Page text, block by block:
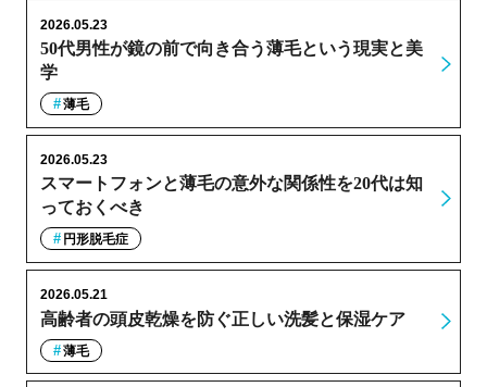
50代男性が鏡の前で向き合う薄毛という現実と美
学
2026.05.23
薄毛
スマートフォンと薄毛の意外な関係性を20代は知
っておくべき
2026.05.23
円形脱毛症
高齢者の頭皮乾燥を防ぐ正しい洗髪と保湿ケア
2026.05.21
薄毛